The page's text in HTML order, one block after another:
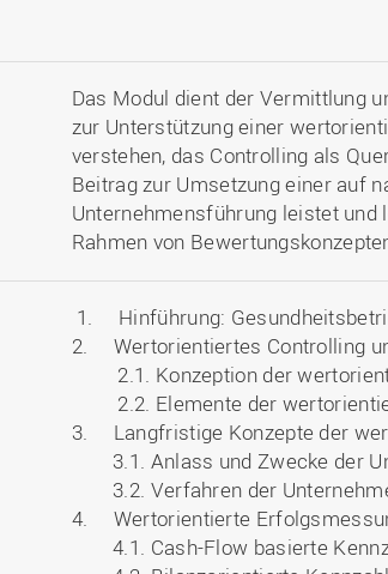
Das Modul dient der Vermittlung
zur Unterstützung einer
verstehen, das Controlling als
Beitrag zur Umsetzung einer auf
Unternehmensführung leistet
Rahmen von
1. Hinführung:
2. Wertorientiertes Controlling
2.1. Konzeption der
2.2. Elemente der
3. Langfristige Konzepte der
3.1. Anlass und Zwecke der
3.2. Verfahren der
4. Wertorientierte
4.1. Cash-Flow basierte